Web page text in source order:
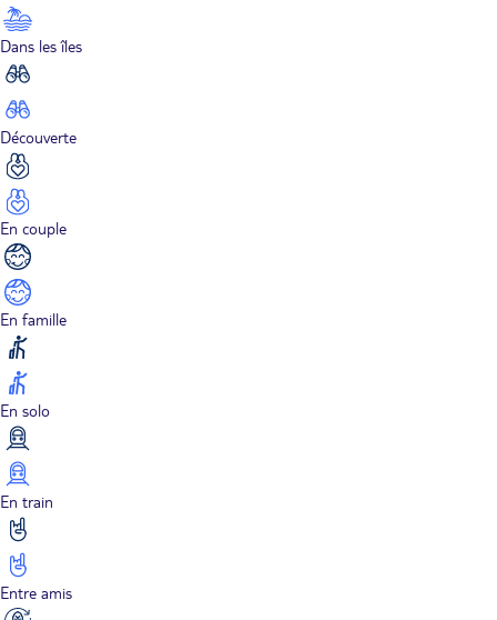
Dans les îles
Découverte
En couple
En famille
En solo
En train
Entre amis